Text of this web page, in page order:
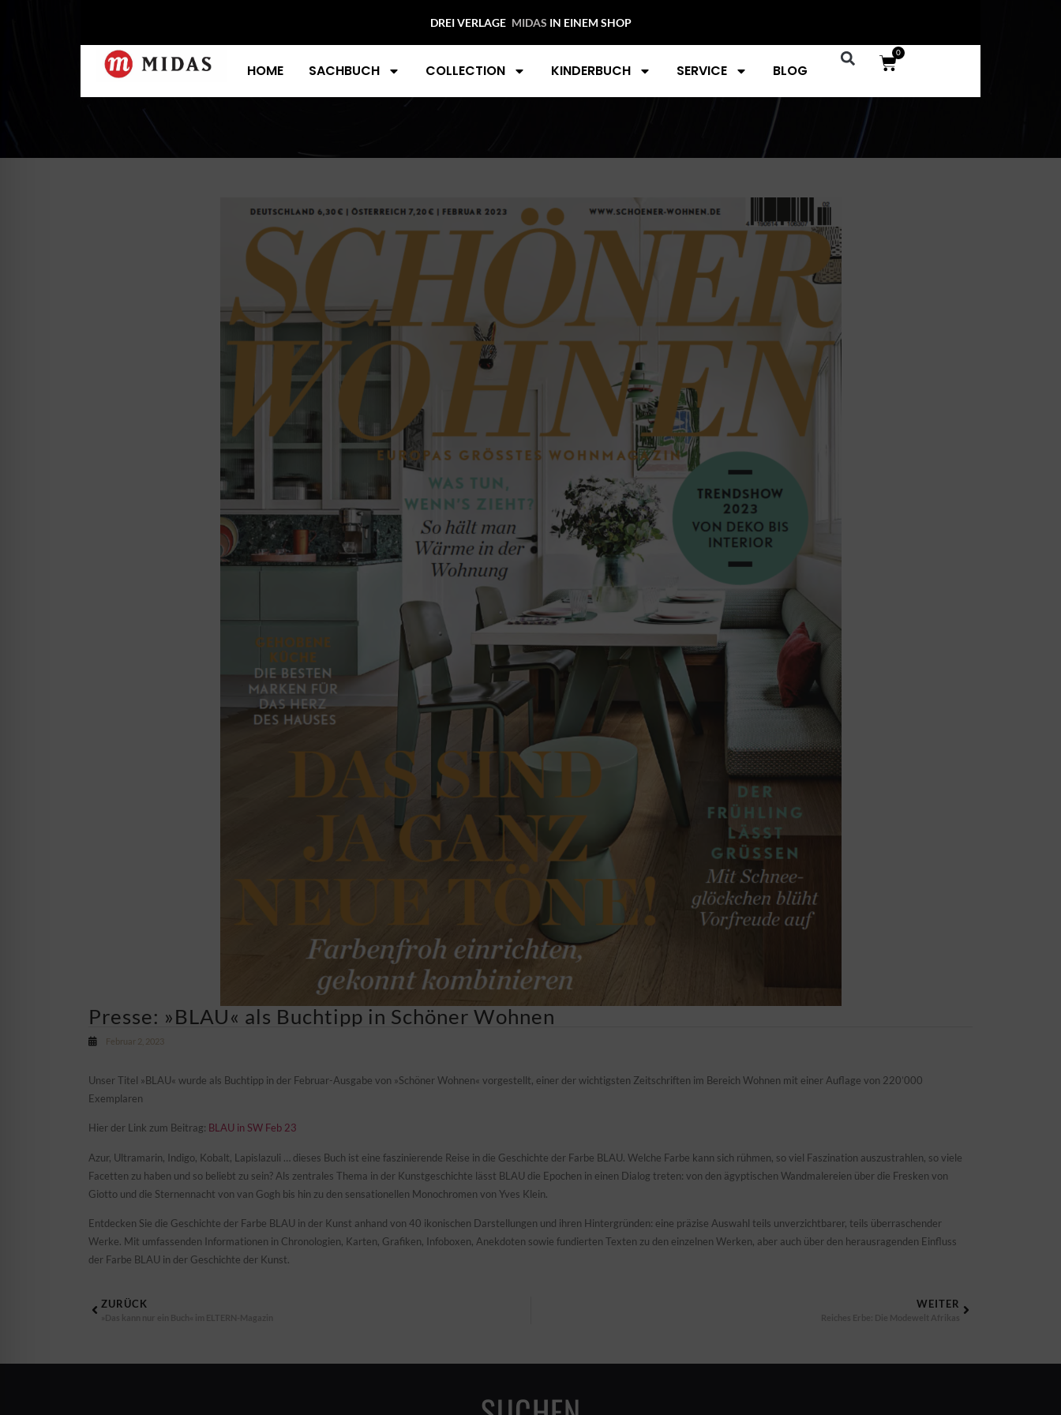
DREI VERLAGE M IN EINEM SHOP
HOME SACHBUCH COLLECTION KINDERBUCH SERVICE BLOG
0
Presse: »BLAU« als Buchtipp in Schöner Wohnen
Februar 2, 2023
Unser Titel »BLAU« wurde als Buchtipp in der Februar-Ausgabe von »Schöner Wohnen« vorgestellt, einer der wichtigsten Zeitschriften im Bereich Wohnen mit einer Auflage von 220’000
Exemplaren
Hier der Link zum Beitrag: BLAU in SW Feb 23
Azur, Ultramarin, Indigo, Kobalt, Lapislazuli … dieses Buch ist eine faszinierende Reise in die Geschichte der Farbe BLAU. Welche Farbe kann sich rühmen, so viel Faszination auszustrahlen, so viele
Facetten zu haben und so beliebt zu sein? Als zentrales Thema in der Kunstgeschichte lässt BLAU die Epochen in einen Dialog treten: von den ägyptischen Wandmalereien über die Fresken von
Giotto und die Sternennacht von van Gogh bis hin zu den sensationellen Monochromen von Yves Klein.
Entdecken Sie die Geschichte der Farbe BLAU in der Kunst anhand von 40 ikonischen Darstellungen und ihren Hintergründen: eine präzise Auswahl teils unverzichtbarer, teils überraschender
Werke. Mit umfassenden Informationen in Chronologien, Karten, Grafiken, Infoboxen, Anekdoten sowie fundierten Texten zu den einzelnen Werken, aber auch über den herausragenden Einfluss
der Farbe BLAU in der Geschichte der Kunst.
ZURÜCK WEITER